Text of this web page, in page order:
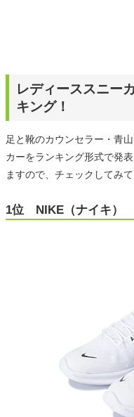
レディーススニー
キング！
足と靴のカウンセラー・青
カーをランキング形式で発
ますので、チェックしてみて
1位 NIKE（ナイキ）